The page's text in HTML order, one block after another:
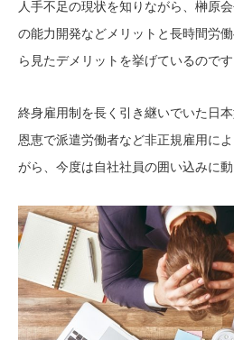
人手不足の現状を知りながら、榊原
の能力開発などメリットと長時間労
ら見たデメリットを挙げているのです
終身雇用制を長く引き継いでいた日
恩恵で派遣労働者など非正規雇用に
がら、今度は自社社員の囲い込みに